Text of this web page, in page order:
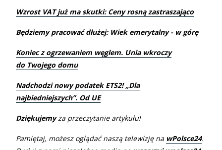
Wzrost VAT już ma skutki: Ceny rosną zastraszająco
Będziemy pracować dłużej: Wiek emerytalny - w górę
Koniec z ogrzewaniem węglem. Unia wkroczy
do Twojego domu
Nadchodzi nowy podatek ETS2! „Dla
najbiedniejszych”. Od UE
Dziękujemyza przeczytanie artykułu!
Pamiętaj, możesz oglądać naszą telewizję na wPolsce24.